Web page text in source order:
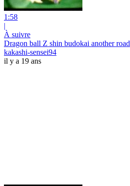
1:58
|
À suivre
Dragon ball Z shin budokai another road
kakashi-sensei94
il y a 19 ans